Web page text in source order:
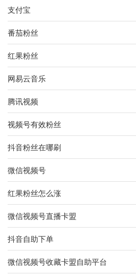
支付宝
番茄粉丝
红果粉丝
网易云音乐
腾讯视频
视频号有效粉丝
抖音粉丝在哪刷
微信视频号
红果粉丝怎么涨
微信视频号直播卡盟
抖音自助下单
微信视频号收藏卡盟自助平台